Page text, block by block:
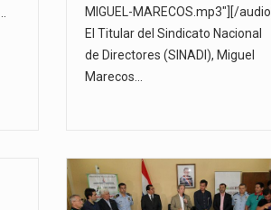
MIGUEL-MARECOS.mp3"][/audio]
El Titular del Sindicato Nacional
de Directores (SINADI), Miguel
Marecos…